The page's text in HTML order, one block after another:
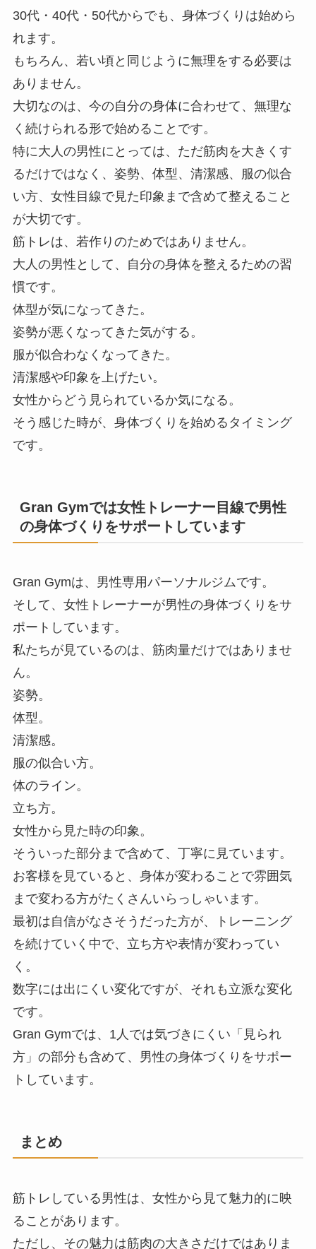
30代・40代・50代からでも、身体づくりは始めら
れます。
もちろん、若い頃と同じように無理をする必要は
ありません。
大切なのは、今の自分の身体に合わせて、無理な
く続けられる形で始めることです。
特に大人の男性にとっては、ただ筋肉を大きくす
るだけではなく、姿勢、体型、清潔感、服の似合
い方、女性目線で見た印象まで含めて整えること
が大切です。
筋トレは、若作りのためではありません。
大人の男性として、自分の身体を整えるための習
慣です。
体型が気になってきた。
姿勢が悪くなってきた気がする。
服が似合わなくなってきた。
清潔感や印象を上げたい。
女性からどう見られているか気になる。
そう感じた時が、身体づくりを始めるタイミング
です。
Gran Gymでは女性トレーナー目線で男性
の身体づくりをサポートしています
Gran Gymは、男性専用パーソナルジムです。
そして、女性トレーナーが男性の身体づくりをサ
ポートしています。
私たちが見ているのは、筋肉量だけではありませ
ん。
姿勢。
体型。
清潔感。
服の似合い方。
体のライン。
立ち方。
女性から見た時の印象。
そういった部分まで含めて、丁寧に見ています。
お客様を見ていると、身体が変わることで雰囲気
まで変わる方がたくさんいらっしゃいます。
最初は自信がなさそうだった方が、トレーニング
を続けていく中で、立ち方や表情が変わってい
く。
数字には出にくい変化ですが、それも立派な変化
です。
Gran Gymでは、1人では気づきにくい「見られ
方」の部分も含めて、男性の身体づくりをサポー
トしています。
まとめ
筋トレしている男性は、女性から見て魅力的に映
ることがあります。
ただし、その魅力は筋肉の大きさだけではありま